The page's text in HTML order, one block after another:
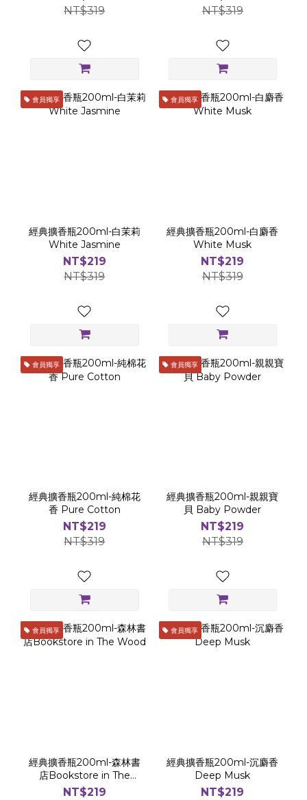
NT$319
NT$319
會員獨享
經典擴香瓶200ml-白茉莉
White Jasmine
NT$219
NT$319
會員獨享
經典擴香瓶200ml-白麝香
White Musk
NT$219
NT$319
會員獨享
經典擴香瓶200ml-純棉花
香 Pure Cotton
NT$219
NT$319
會員獨享
經典擴香瓶200ml-親親寶
貝 Baby Powder
NT$219
NT$319
會員獨享
經典擴香瓶200ml-森林書
店Bookstore in The
Wood
NT$219
會員獨享
經典擴香瓶200ml-沉麝香
Deep Musk
NT$219